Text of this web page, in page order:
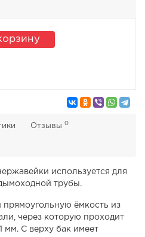
Отзывы 0
используется для
трубы.
прямоугольную ёмкость из
через которую проходит
мм. С верху бак имеет